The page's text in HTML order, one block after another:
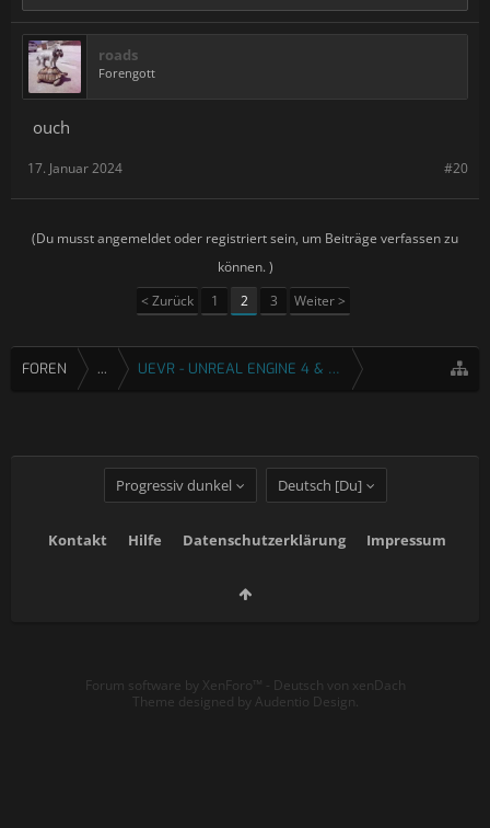
roads
Forengott
ouch
#20
17. Januar 2024
(Du musst angemeldet oder registriert sein, um Beiträge verfassen zu
können. )
< Zurück
1 2 3 Weiter >
FOREN ... UEVR - UNREAL ENGINE 4 & 5 VR INJEKTOR
Progressiv dunkel Deutsch [Du]
Kontakt Hilfe Datenschutzerklärung Impressum
Forum software by XenForo™ - Deutsch von xenDach
Theme designed by Audentio Design.